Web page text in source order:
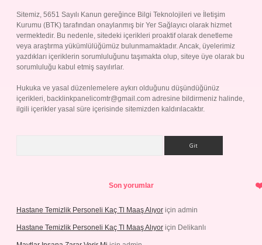
Sitemiz, 5651 Sayılı Kanun gereğince Bilgi Teknolojileri ve İletişim
Kurumu (BTK) tarafından onaylanmış bir Yer Sağlayıcı olarak hizmet
vermektedir. Bu nedenle, sitedeki içerikleri proaktif olarak denetleme
veya araştırma yükümlülüğümüz bulunmamaktadır. Ancak, üyelerimiz
yazdıkları içeriklerin sorumluluğunu taşımakta olup, siteye üye olarak bu
sorumluluğu kabul etmiş sayılırlar.
Hukuka ve yasal düzenlemelere aykırı olduğunu düşündüğünüz
içerikleri, backlinkpanelicomtr@gmail.com adresine bildirmeniz halinde,
ilgili içerikler yasal süre içerisinde sitemizden kaldırılacaktır.
Son yorumlar
Hastane Temizlik Personeli Kaç Tl Maaş Alıyor için admin
Hastane Temizlik Personeli Kaç Tl Maaş Alıyor için Delikanlı